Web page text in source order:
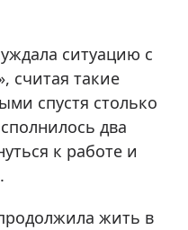
ситуацию с
считая такие
спустя столько
два
к работе и
жить в